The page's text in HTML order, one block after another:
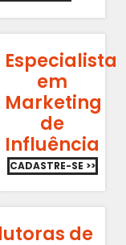
Especialista
em
Marketing
de
Influência
CADASTRE-SE >>
de